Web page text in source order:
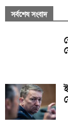
সর্বশেষ সংবাদ